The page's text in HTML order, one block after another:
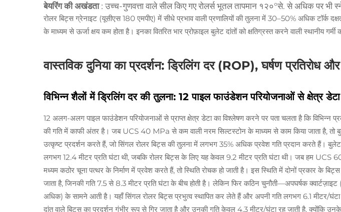
बेयरिंग की अखंडता : उच्च-गुणवत्ता वाले सील किए गए रोलर्स भूतल तापमान १२०°से. से अधिक पर भी
रोलर बिट्स ग्रेनाइट (यूसीएस 180 एमपीए) में सीधे प्रभाव वाली प्रणालियों की तुलना में 30–50% अधिक टॉर्क
के माध्यम से ऊर्जा क्षय कम होता है। इनका वितरित भार प्रोफ़ाइल बुलेट दांतों को क्षतिग्रस्त करने वाली स्थानीय गर्मी
वास्तविक दुनिया का प्रदर्शन: ड्रिलिंग दर (ROP), घर्षण प्रतिरोध और
विभिन्न शैलों में ड्रिलिंग दर की तुलना: 12 पाइल फाउंडेशन परियोजनाओं से क्षेत्र डेटा
12 अलग-अलग पाइल फाउंडेशन परियोजनाओं से प्राप्त क्षेत्र डेटा का विश्लेषण करने पर पता चलता है कि विभिन्न
की गति में काफी अंतर है। जब UCS 40 MPa से कम वाली नरम सिल्टस्टोन के माध्यम से काम किया जाता है, तो
उत्कृष्ट प्रदर्शन करते हैं, जो सिंगल रोलर बिट्स की तुलना में लगभग 35% अधिक प्रवेश गति प्रदान करते हैं।
लगभग 12.4 मीटर प्रति घंटा थी, जबकि रोलर बिट्स के लिए यह केवल 9.2 मीटर प्रति घंटा थी। जब हम
मध्यम कठोर चूना पत्थर के निर्माण में प्रवेश करते हैं, तो स्थिति रोचक हो जाती है। इस स्थिति में दोनों प्रकार के
जाता है, जिनकी गति 7.5 से 8.3 मीटर प्रति घंटा के बीच होती है। लेकिन फिर कठिन चुनौती—अपघर्षक
अधिक) के सामने आती है। यहाँ सिंगल रोलर बिट्स प्रभुत्व स्थापित कर लेते हैं और अपनी गति लगभग 6.1 मीटर/
दांत वाले बिट्स का प्रदर्शन गंभीर रूप से गिर जाता है और उनकी गति केवल 4.3 मीटर/घंटा रह जाती है, क्योंकि उनके